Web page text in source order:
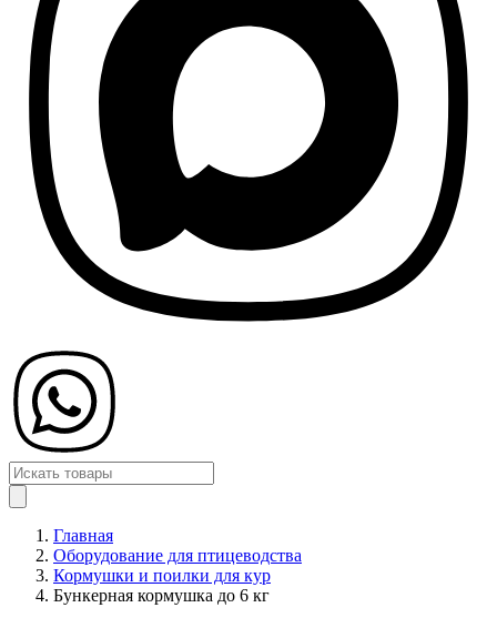
Главная
Оборудование для птицеводства
Кормушки и поилки для кур
Бункерная кормушка до 6 кг